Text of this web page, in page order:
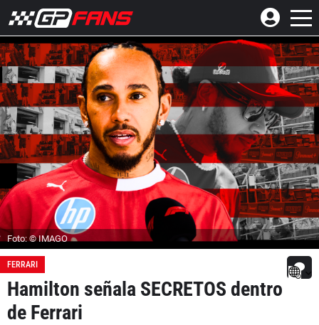
Foto: © IMAGO
FERRARI
Hamilton señala SECRETOS dentro
de Ferrari